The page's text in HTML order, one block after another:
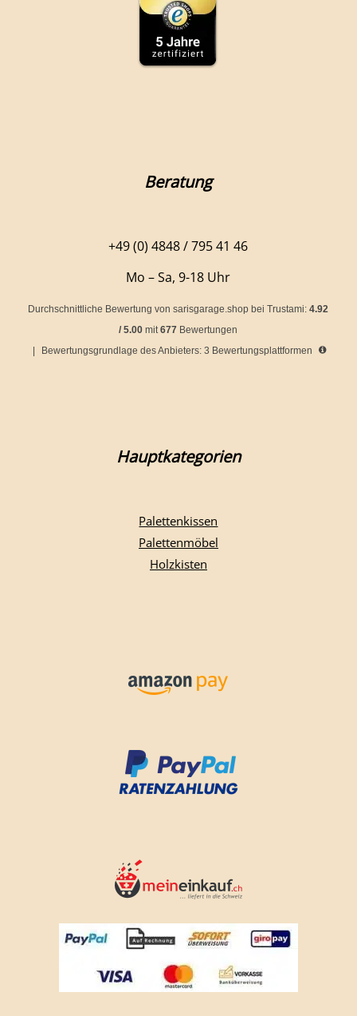
Beratung
+49 (0) 4848 / 795 41 46
Mo – Sa, 9-18 Uhr
Durchschnittliche Bewertung von sarisgarage.shop bei Trustami:4.92
/5.00 mit677 Bewertungen
Bewertungsgrundlage des Anbieters: 3 Bewertungsplattformen
Hauptkategorien
Palettenkissen
Palettenmöbel
Holzkisten